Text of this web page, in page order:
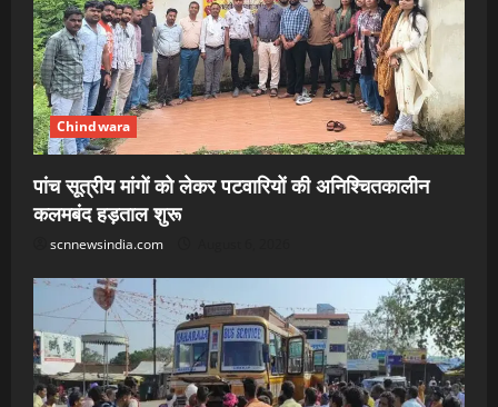
Chindwara
पांच सूत्रीय मांगों को लेकर पटवारियों की अनिश्चितकालीन
कलमबंद हड़ताल शुरू
scnnewsindia.com